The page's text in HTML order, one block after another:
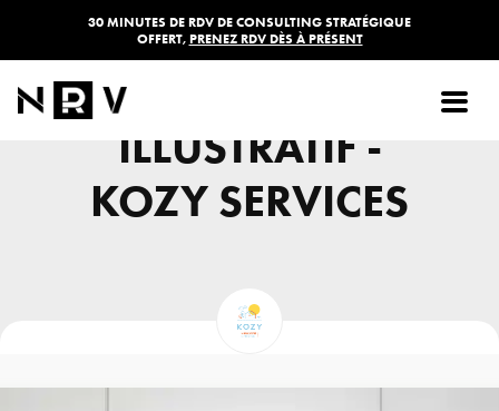
30 MINUTES DE RDV DE CONSULTING STRATÉGIQUE
OFFERT, PRENEZ RDV DÈS À PRÉSENT
ILLUSTRATIF -
KOZY SERVICES